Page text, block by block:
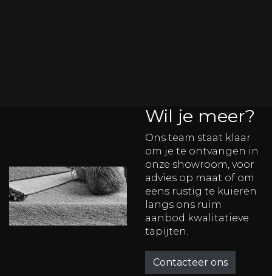
Wil je meer?
Ons team staat klaar
om je te ontvangen in
onze showroom, voor
advies op maat of om
eens rustig te kuieren
langs ons ruim
aanbod kwalitatieve
tapijten.
Contacteer ons